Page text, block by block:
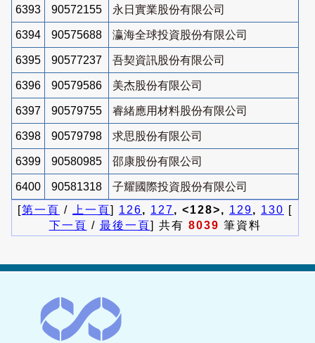
6393 90572155 永日實業股份有限公司
6394 90575688 瀛海全球投資股份有限公司
6395 90577237 吾契資訊股份有限公司
6396 90579586 美杰股份有限公司
6397 90579755 睿緒應用材料股份有限公司
6398 90579798 求思股份有限公司
6399 90580985 邵康股份有限公司
6400 90581318
子耀國際投資股份有限公司
[第一頁 / 上一頁] 126, 127, <128>, 129, 130 [
下一頁 / 最後一頁] 共有 8039 筆資料